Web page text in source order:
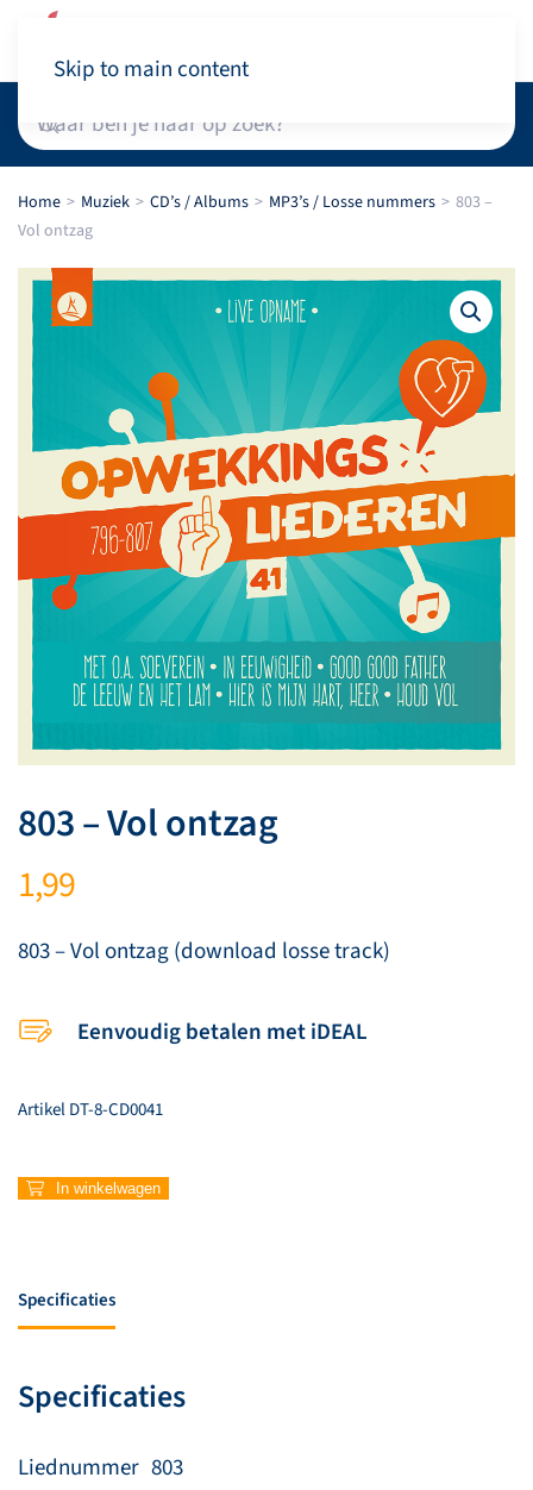
Skip to main content
Home Muziek CD’s / Albums MP3’s / Losse nummers
803 –
Vol ontzag
803 – Vol ontzag
1,99
803 – Vol ontzag (download losse track)
Eenvoudig betalen met iDEAL
ArtikelDT-8-CD0041
803
aantal
In winkelwagen
Specificaties
Specificaties
Liednummer 803